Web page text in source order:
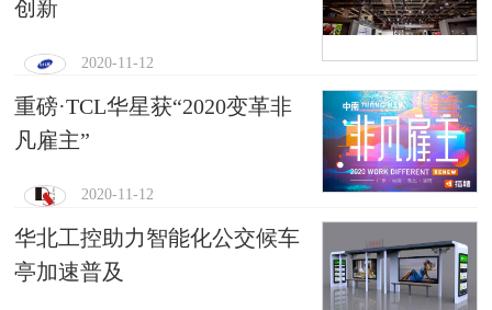
创新
2020-11-12
重磅·TCL华星获“2020变革非
凡雇主”
2020-11-12
华北工控助力智能化公交候车
亭加速普及